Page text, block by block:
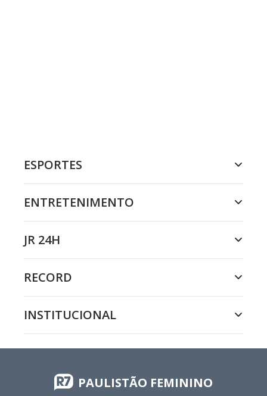
ESPORTES
ENTRETENIMENTO
JR 24H
RECORD
INSTITUCIONAL
PAULISTÃO FEMININO